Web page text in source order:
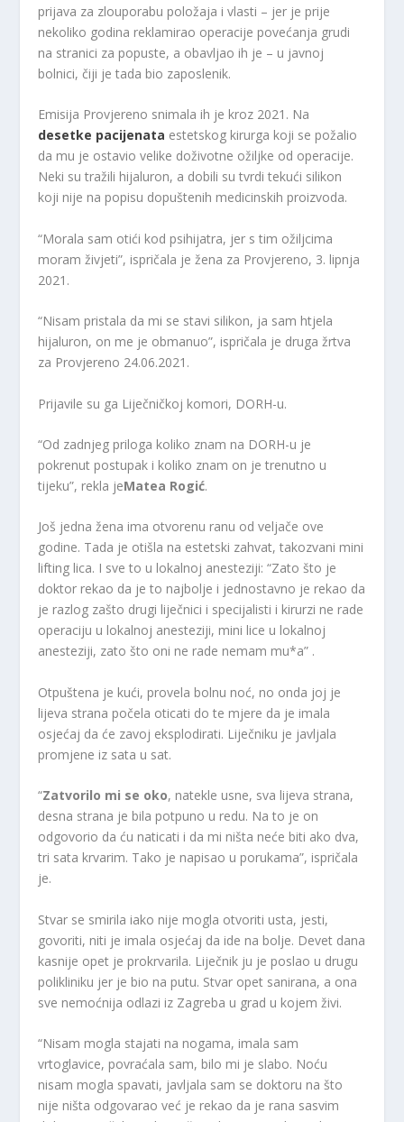
prijava za zlouporabu položaja i vlasti – jer je prije
nekoliko godina reklamirao operacije povećanja grudi
na stranici za popuste, a obavljao ih je – u javnoj
bolnici, čiji je tada bio zaposlenik.
Emisija Provjereno snimala ih je kroz 2021. Na
desetke pacijenata estetskog kirurga koji se požalio
da mu je ostavio velike doživotne ožiljke od operacije.
Neki su tražili hijaluron, a dobili su tvrdi tekući silikon
koji nije na popisu dopuštenih medicinskih proizvoda.
“Morala sam otići kod psihijatra, jer s tim ožiljcima
moram živjeti”, ispričala je žena za Provjereno, 3. lipnja
2021.
“Nisam pristala da mi se stavi silikon, ja sam htjela
hijaluron, on me je obmanuo”, ispričala je druga žrtva
za Provjereno 24.06.2021.
Prijavile su ga Liječničkoj komori, DORH-u.
“Od zadnjeg priloga koliko znam na DORH-u je
pokrenut postupak i koliko znam on je trenutno u
tijeku”, rekla jeMatea Rogić.
Još jedna žena ima otvorenu ranu od veljače ove
godine. Tada je otišla na estetski zahvat, takozvani mini
lifting lica. I sve to u lokalnoj anesteziji: “Zato što je
doktor rekao da je to najbolje i jednostavno je rekao da
je razlog zašto drugi liječnici i specijalisti i kirurzi ne rade
operaciju u lokalnoj anesteziji, mini lice u lokalnoj
anesteziji, zato što oni ne rade nemam mu*a” .
Otpuštena je kući, provela bolnu noć, no onda joj je
lijeva strana počela oticati do te mjere da je imala
osjećaj da će zavoj eksplodirati. Liječniku je javljala
promjene iz sata u sat.
“Zatvorilo mi se oko, natekle usne, sva lijeva strana,
desna strana je bila potpuno u redu. Na to je on
odgovorio da ću naticati i da mi ništa neće biti ako dva,
tri sata krvarim. Tako je napisao u porukama”, ispričala
je.
Stvar se smirila iako nije mogla otvoriti usta, jesti,
govoriti, niti je imala osjećaj da ide na bolje. Devet dana
kasnije opet je prokrvarila. Liječnik ju je poslao u drugu
polikliniku jer je bio na putu. Stvar opet sanirana, a ona
sve nemoćnija odlazi iz Zagreba u grad u kojem živi.
“Nisam mogla stajati na nogama, imala sam
vrtoglavice, povraćala sam, bilo mi je slabo. Noću
nisam mogla spavati, javljala sam se doktoru na što
nije ništa odgovarao već je rekao da je rana sasvim